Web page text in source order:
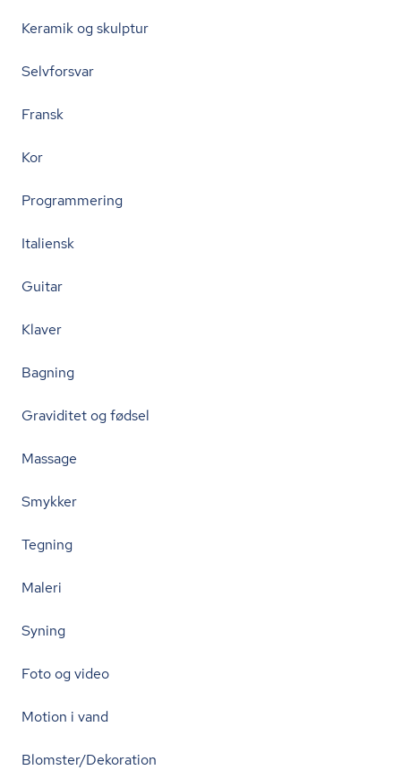
Keramik og skulptur
Selvforsvar
Fransk
Kor
Programmering
Italiensk
Guitar
Klaver
Bagning
Graviditet og fødsel
Massage
Smykker
Tegning
Maleri
Syning
Foto og video
Motion i vand
Blomster/Dekoration